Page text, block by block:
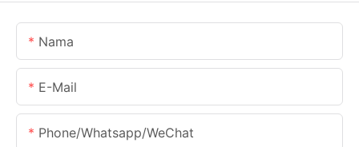
Nama
E-Mail
Phone/Whatsapp/WeChat